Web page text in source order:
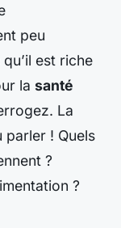
peu
est riche
la santé
La
parler ! Quels
?
?